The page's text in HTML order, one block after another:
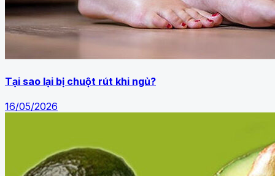
Tại sao lại bị chuột rút khi ngủ?
16/05/2026